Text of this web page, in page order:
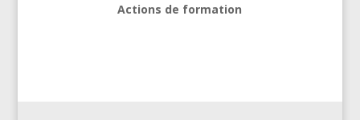
Actions de formation